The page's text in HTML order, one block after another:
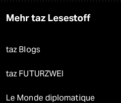
Mehr taz Lesestoff
taz Blogs
taz FUTURZWEI
Le Monde diplomatique